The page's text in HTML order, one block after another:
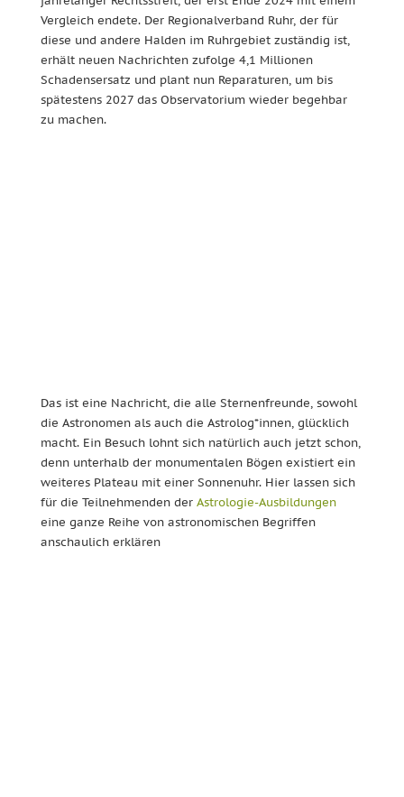
Vergleich endete. Der Regionalverband Ruhr, der für
diese und andere Halden im Ruhrgebiet zuständig ist,
erhält neuen Nachrichten zufolge 4,1 Millionen
Schadensersatz und plant nun Reparaturen, um bis
spätestens 2027 das Observatorium wieder begehbar
zu machen.
Das ist eine Nachricht, die alle Sternenfreunde, sowohl
die Astronomen als auch die Astrolog*innen, glücklich
macht. Ein Besuch lohnt sich natürlich auch jetzt schon,
denn unterhalb der monumentalen Bögen existiert ein
weiteres Plateau mit einer Sonnenuhr. Hier lassen sich
für die Teilnehmenden der Astrologie-Ausbildungen
eine ganze Reihe von astronomischen Begriffen
anschaulich erklären